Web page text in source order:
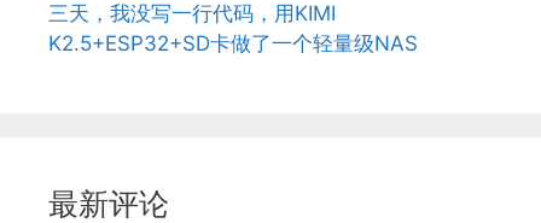
三天，我没写一行代码，用KIMI
K2.5+ESP32+SD卡做了一个轻量级NAS
最新评论